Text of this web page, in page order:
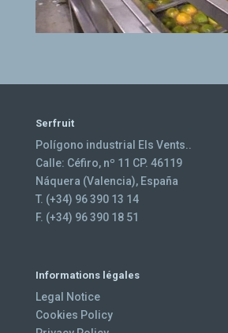
Serfruit
Polígono industrial Els Vents..
Calle: Céfiro, nº 11 CP. 46119
Náquera (Valencia), España
T. (+34) 96 390 13 14
F. (+34) 96 390 18 51
Informations légales
Legal Notice
Cookies Policy